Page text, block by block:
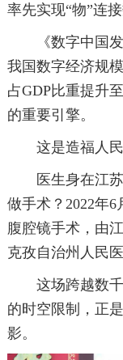
率先实现“物”连
《数字中国发
我国数字经济规
占GDP比重提升
的重要引擎。
这是造福人
医生身在江苏
做手术？2022年
腹腔镜手术，由
克孜自治州人民
这场跨越数千
的时空限制，正
影。